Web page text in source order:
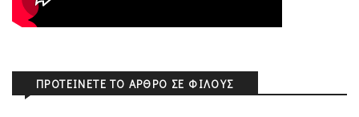
ΠΡΟΤΕΊΝΕΤΕ ΤΟ ΆΡΘΡΟ ΣΕ ΦΊΛΟΥΣ